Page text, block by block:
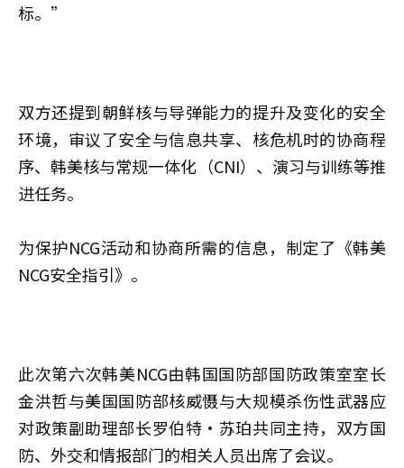
标。”
双方还提到朝鲜核与导弹能力的提升及变化的安全
环境，审议了安全与信息共享、核危机时的协商程
序、韩美核与常规一体化（CNI）、演习与训练等推
进任务。
为保护NCG活动和协商所需的信息，制定了《韩美
NCG安全指引》。
此次第六次韩美NCG由韩国国防部国防政策室室长
金洪哲与美国国防部核威慑与大规模杀伤性武器应
对政策副助理部长罗伯特·苏珀共同主持，双方国
防、外交和情报部门的相关人员出席了会议。